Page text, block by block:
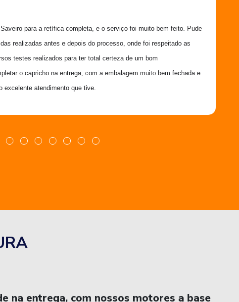
para a retífica completa, e o serviço foi muito bem feito. Pude
realizadas antes e depois do processo, onde foi respeitado as
testes realizados para ter total certeza de um bom
o capricho na entrega, com a embalagem muito bem fechada e
excelente atendimento que tive.
na entrega, com nossos motores a base